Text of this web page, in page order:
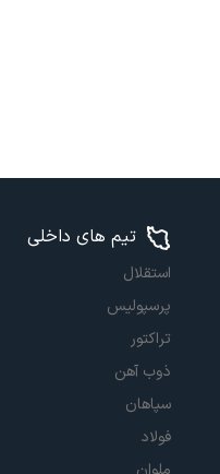
تیم های داخلی
استقلال
پرسپولیس
تراکتور
ذوب آهن
سپاهان
فولاد